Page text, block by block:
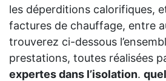
les déperditions calorifiques,
factures de chauffage, entre
trouverez ci-dessous
prestations, toutes réalisées
expertes dans l’isolation.